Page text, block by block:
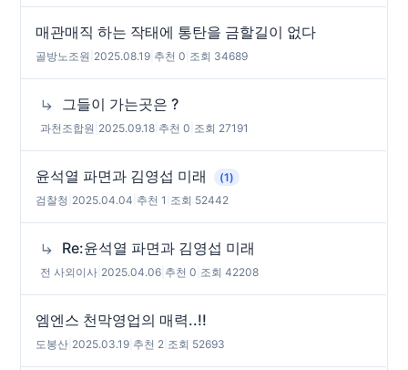
매관매직 하는 작태에 통탄을 금할길이 없다
골방노조원 2025.08.19 추천 0 조회 34689
그들이 가는곳은 ?
과천조합원 2025.09.18 추천 0 조회 27191
윤석열 파면과 김영섭 미래
(1)
검찰청 2025.04.04 추천 1 조회 52442
Re:윤석열 파면과 김영섭 미래
전 사외이사 2025.04.06 추천 0 조회 42208
엠엔스 천막영업의 매력..!!
도봉산 2025.03.19 추천 2 조회 52693